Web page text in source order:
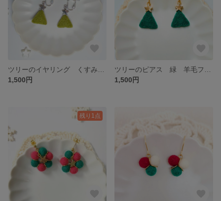
1,500円
1,500円
残り1点